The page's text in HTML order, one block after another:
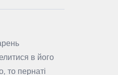
в його
то пернаті